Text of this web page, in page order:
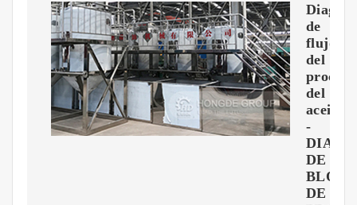
de
flujo
del
proceso
del
aceite
-
DE
DE